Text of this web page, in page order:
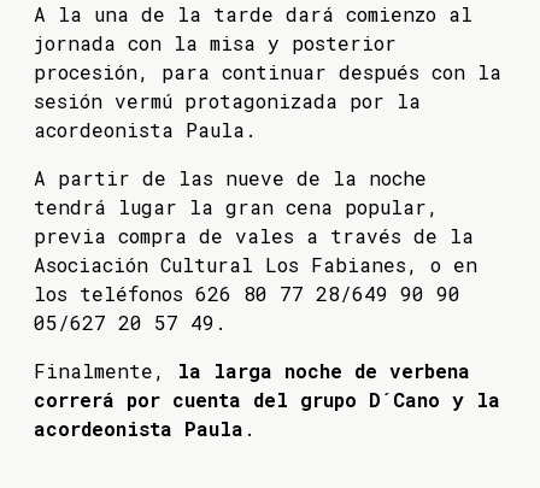
A la una de la tarde dará comienzo al
jornada con la misa y posterior
procesión, para continuar después con la
sesión vermú protagonizada por la
acordeonista Paula.
A partir de las nueve de la noche
tendrá lugar la gran cena popular,
previa compra de vales a través de la
Asociación Cultural Los Fabianes, o en
los teléfonos 626 80 77 28/649 90 90
05/627 20 57 49.
Finalmente,
la larga noche de verbena
correrá por cuenta del grupo D´Cano y la
acordeonista Paula .